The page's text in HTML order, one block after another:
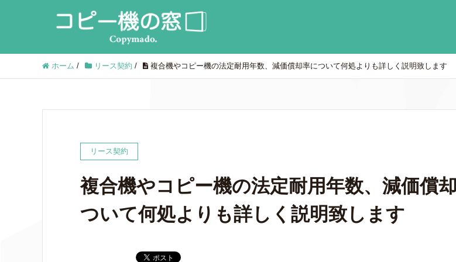
ホーム / リース契約 / 複合機やコピー機の法定耐用年数、減価償却率について何処よりも詳しく説明致します
リース契約
複合機やコピー機の法定耐用年数、減価償
ついて何処よりも詳しく説明致します